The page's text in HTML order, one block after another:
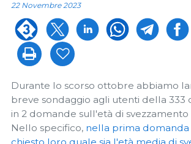
22 Novembre 2023
Durante lo scorso ottobre abbiamo
breve sondaggio agli utenti della 333
in 2 domande sull'età di svezzamento
Nello specifico, nella prima